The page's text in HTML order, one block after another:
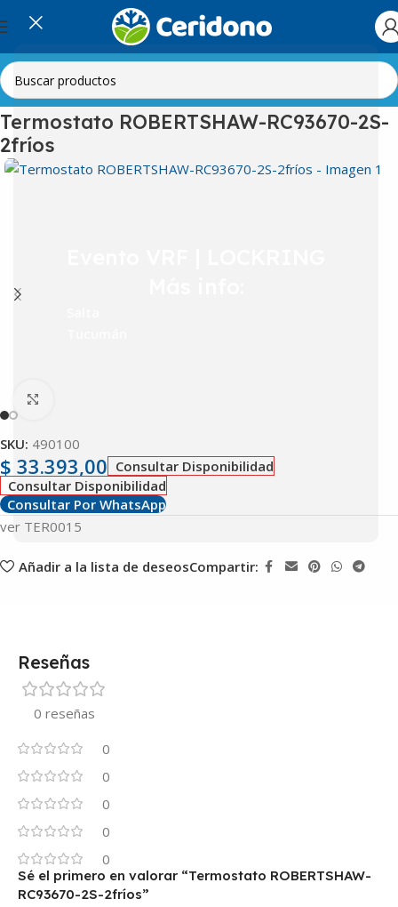
Inicio Línea Blanca Heladeras Termostatos
Termostato ROBERTSHAW-RC93670-2S-
2fríos
SKU: 490100
$ 33.393,00 Consultar Disponibilidad
Consultar Disponibilidad
Consultar Por WhatsApp
ver TER0015
Añadir a la lista de deseosCompartir:
Reseñas
0 reseñas
0
0
0
0
0
Sé el primero en valorar “Termostato ROBERTSHAW-
RC93670-2S-2fríos”